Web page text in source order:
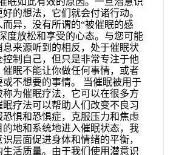
的想法，它们就会付诸行动。
异，没有所谓的“被催眠的感
度放松和享受的心态。与您可能
息来源听到的相反，处于催眠状
制自己，但只是非常专注于他
眠不能让你做任何事情，或者
不想要的事情。 当催眠被用于
称为催眠疗法，它可以在很多方
眠疗法可以帮助人们改变不良习
惧和恐惧症，克服压力和焦虑
地和系统地进入催眠状态，我
层面促进身体和情绪的平衡，
生活质量。由于我们使用潜意识